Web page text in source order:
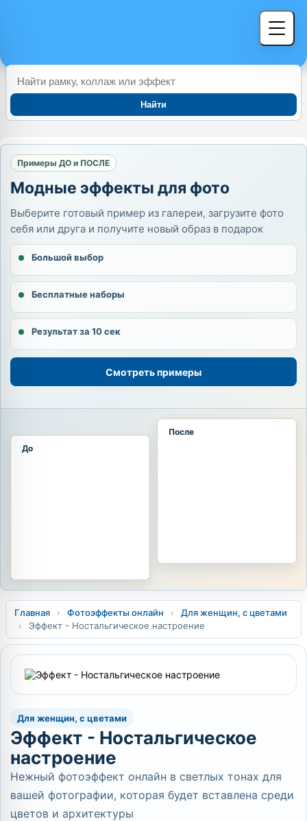
Найти
Примеры ДО и ПОСЛЕ
Модные эффекты для фото
Выберите готовый пример из галереи, загрузите фото
себя или друга и получите новый образ в подарок
Большой выбор
Бесплатные наборы
Результат за 10 сек
Смотреть примеры
До
После
Главная › Фотоэффекты онлайн ›
Для женщин, с цветами
›
Эффект - Ностальгическое настроение
Для женщин, с цветами
Эффект - Ностальгическое
настроение
Нежный фотоэффект онлайн в светлых тонах для
вашей фотографии, которая будет вставлена среди
цветов и архитектуры